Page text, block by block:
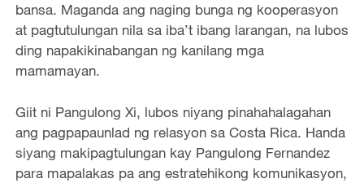
bansa. Maganda ang naging bunga ng kooperasyon
at pagtutulungan nila sa iba’t ibang larangan, na lubos
ding napakikinabangan ng kanilang mga
mamamayan.
Giit ni Pangulong Xi, lubos niyang pinahahalagahan
ang pagpapaunlad ng relasyon sa Costa Rica. Handa
siyang makipagtulungan kay Pangulong Fernandez
para mapalakas pa ang estratehikong komunikasyon,